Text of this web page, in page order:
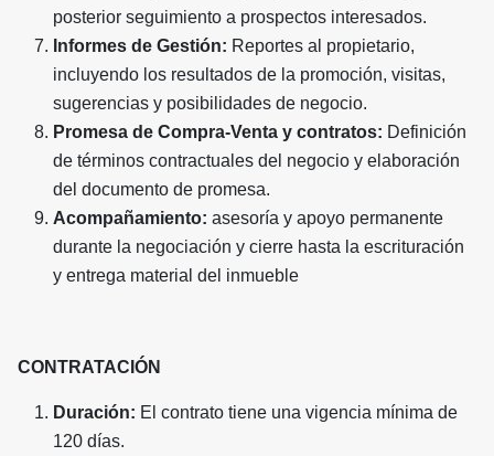
posterior seguimiento a prospectos interesados.
Informes de Gestión: Reportes al propietario,
incluyendo los resultados de la promoción, visitas,
sugerencias y posibilidades de negocio.
Promesa de Compra-Venta y contratos: Definición
de términos contractuales del negocio y elaboración
del documento de promesa.
Acompañamiento: asesoría y apoyo permanente
durante la negociación y cierre hasta la escrituración
y entrega material del inmueble
CONTRATACIÓN
Duración: El contrato tiene una vigencia mínima de
120 días.